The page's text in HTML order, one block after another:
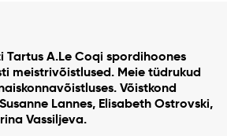
TartusA.Le Coqi spordihoones
meistrivõistlused. Meie tüdrukud
Võistkond
Lannes, Elisabeth Ostrovski,
Vassiljeva.